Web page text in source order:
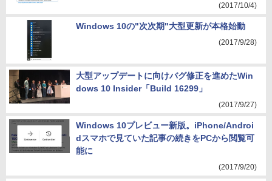
(2017/10/4)
Windows 10の"次次期"大型更新が本格始動
(2017/9/28)
大型アップデートに向けバグ修正を進めたWin
dows 10 Insider「Build 16299」
(2017/9/27)
Windows 10プレビュー新版。iPhone/Androi
dスマホで見ていた記事の続きをPCから閲覧可
能に
(2017/9/20)